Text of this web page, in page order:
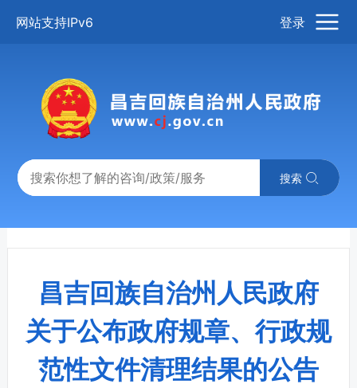
网站支持IPv6 登录
搜索
昌吉回族自治州人民政府
关于公布政府规章、行政规
范性文件清理结果的公告